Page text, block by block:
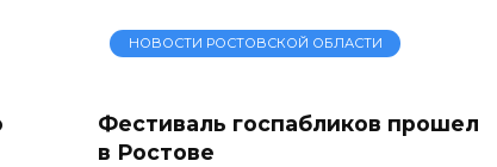
НОВОСТИ РОСТОВСКОЙ ОБЛАСТИ
Фестиваль госпабликов прошел
в Ростове